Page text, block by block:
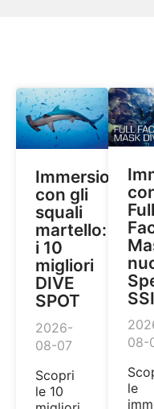
Immersioni
con gli
squali
martello:
i 10
migliori
DIVE
SPOT
2026-
08-07
Scopri
le 10
Full
SSI
08-
le